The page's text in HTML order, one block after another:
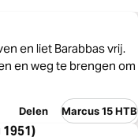
en liet Barabbas vrij.
en weg te brengen om
Delen Marcus 15 HTB